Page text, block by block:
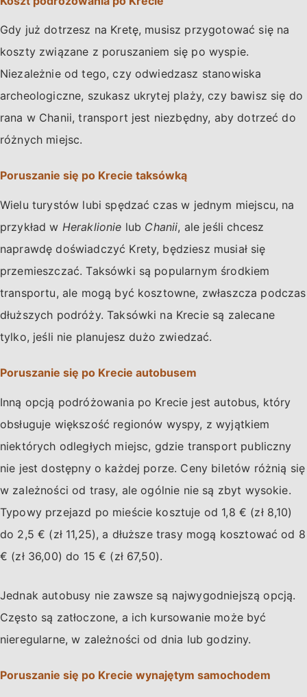
Gdy już dotrzesz na Kretę, musisz przygotować się na
koszty związane z poruszaniem się po wyspie.
Niezależnie od tego, czy odwiedzasz stanowiska
archeologiczne, szukasz ukrytej plaży, czy bawisz się do
rana w Chanii, transport jest niezbędny, aby dotrzeć do
różnych miejsc.
Poruszanie się po Krecie taksówką
Wielu turystów lubi spędzać czas w jednym miejscu, na
przykład w Heraklionie lub Chanii, ale jeśli chcesz
naprawdę doświadczyć Krety, będziesz musiał się
przemieszczać. Taksówki są popularnym środkiem
transportu, ale mogą być kosztowne, zwłaszcza podczas
dłuższych podróży. Taksówki na Krecie są zalecane
tylko, jeśli nie planujesz dużo zwiedzać.
Poruszanie się po Krecie autobusem
Inną opcją podróżowania po Krecie jest autobus, który
obsługuje większość regionów wyspy, z wyjątkiem
niektórych odległych miejsc, gdzie transport publiczny
nie jest dostępny o każdej porze. Ceny biletów różnią się
w zależności od trasy, ale ogólnie nie są zbyt wysokie.
Typowy przejazd po mieście kosztuje od 1,8 € (zł 8,10)
do 2,5 € (zł 11,25), a dłuższe trasy mogą kosztować od 8
€ (zł 36,00) do 15 € (zł 67,50).
Jednak autobusy nie zawsze są najwygodniejszą opcją.
Często są zatłoczone, a ich kursowanie może być
nieregularne, w zależności od dnia lub godziny.
Poruszanie się po Krecie wynajętym samochodem